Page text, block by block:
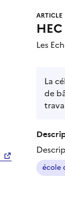
ARTICLE
Les
La
de
école